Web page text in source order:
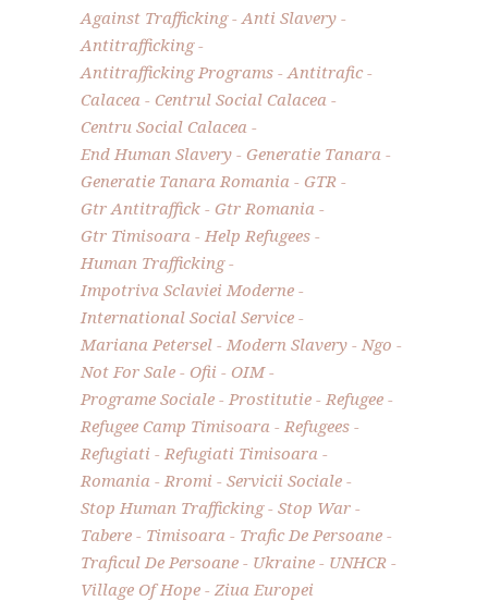
Against Trafficking
Anti Slavery
Antitrafficking
Antitrafficking Programs
Antitrafic
Calacea
Centrul Social Calacea
Centru Social Calacea
End Human Slavery
Generatie Tanara
Generatie Tanara Romania
GTR
Gtr Antitraffick
Gtr Romania
Gtr Timisoara
Help Refugees
Human Trafficking
Impotriva Sclaviei Moderne
International Social Service
Mariana Petersel
Modern Slavery
Ngo
Not For Sale
Ofii
OIM
Programe Sociale
Prostitutie
Refugee
Refugee Camp Timisoara
Refugees
Refugiati
Refugiati Timisoara
Romania
Rromi
Servicii Sociale
Stop Human Trafficking
Stop War
Tabere
Timisoara
Trafic De Persoane
Traficul De Persoane
Ukraine
UNHCR
Village Of Hope
Ziua Europei